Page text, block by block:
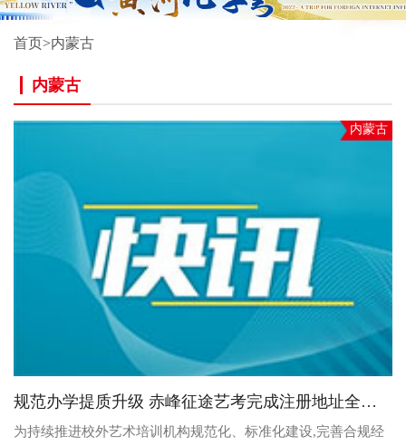
首页>内蒙古
内蒙古
内蒙古
规范办学提质升级 赤峰征途艺考完成注册地址全域标准化更新
为持续推进校外艺术培训机构规范化、标准化建设,完善合规经